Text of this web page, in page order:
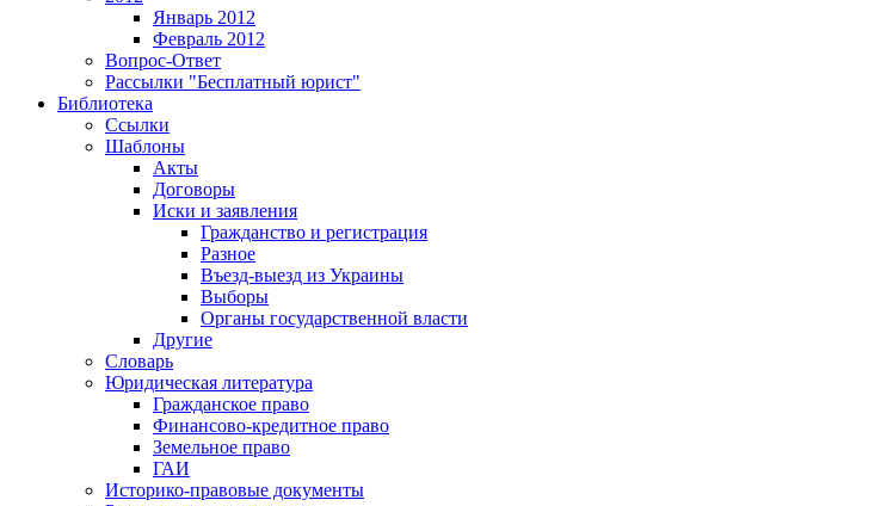
Январь 2012
Февраль 2012
Вопрос-Ответ
Рассылки "Бесплатный юрист"
Библиотека
Ссылки
Шаблоны
Акты
Договоры
Иски и заявления
Гражданство и регистрация
Разное
Въезд-выезд из Украины
Выборы
Органы государственной власти
Другие
Словарь
Юридическая литература
Гражданское право
Финансово-кредитное право
Земельное право
ГАИ
Историко-правовые документы